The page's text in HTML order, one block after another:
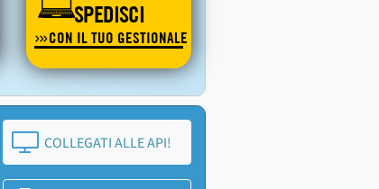
SPEDISCI
CON IL TUO GESTIONALE
COLLEGATI ALLE API!